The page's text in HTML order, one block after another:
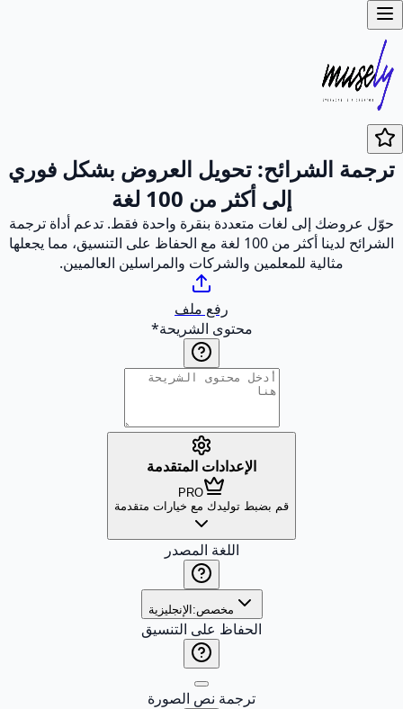
ترجمة الشرائح: تحويل العروض بشكل فوري
إلى أكثر من 100 لغة
حوّل عروضك إلى لغات متعددة بنقرة واحدة فقط. تدعم أداة ترجمة
الشرائح لدينا أكثر من 100 لغة مع الحفاظ على التنسيق، مما يجعلها
مثالية للمعلمين والشركات والمراسلين العالميين.
رفع ملف
محتوى الشريحة*
الإعدادات المتقدمة
PRO
قم بضبط توليدك مع خيارات متقدمة
اللغة المصدر
مخصص: الإنجليزية
الحفاظ على التنسيق
ترجمة نص الصورة